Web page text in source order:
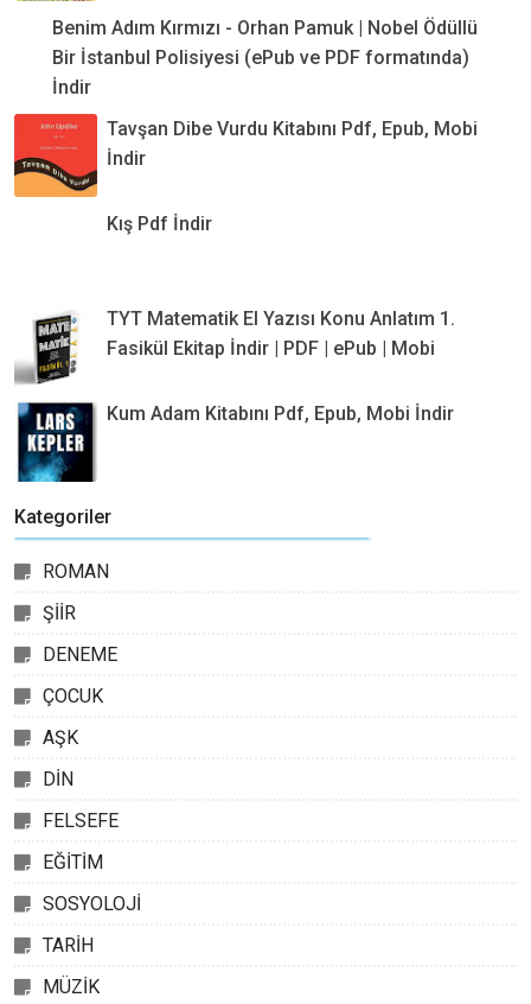
Benim Adım Kırmızı - Orhan Pamuk | Nobel Ödüllü
Bir İstanbul Polisiyesi (ePub ve PDF formatında)
İndir
Tavşan Dibe Vurdu Kitabını Pdf, Epub, Mobi
İndir
Kış Pdf İndir
TYT Matematik El Yazısı Konu Anlatım 1.
Fasikül Ekitap İndir | PDF | ePub | Mobi
Kum Adam Kitabını Pdf, Epub, Mobi İndir
Kategoriler
ROMAN
ŞİİR
DENEME
ÇOCUK
AŞK
DİN
FELSEFE
EĞİTİM
SOSYOLOJİ
TARİH
MÜZİK